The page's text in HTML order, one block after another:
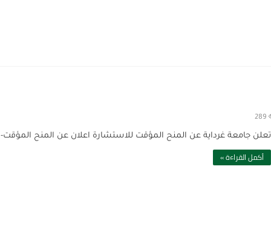
289
تعلن جامعة غرداية عن المنح المؤقت للاستشارة اعلان عن المنح المؤقت-1تنزيل
أكمل القراءة »